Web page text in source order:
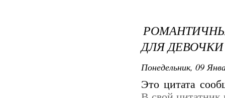
ДЛЯ ДЕВОЧКИ
Понедельник, 09
Это цитата